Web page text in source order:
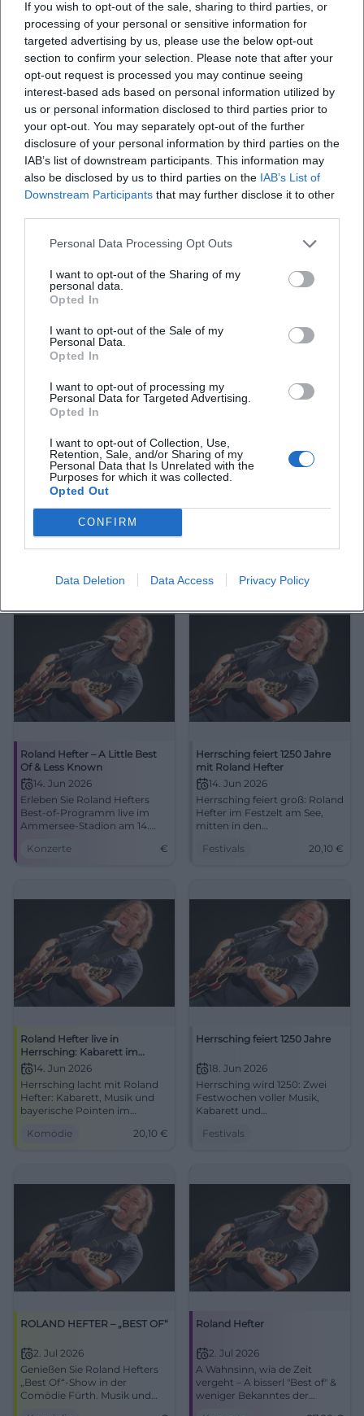
If you wish to opt-out of the sale, sharing to third parties, or
processing of your personal or sensitive information for
targeted advertising by us, please use the below opt-out
section to confirm your selection. Please note that after your
opt-out request is processed you may continue seeing
interest-based ads based on personal information utilized by
us or personal information disclosed to third parties prior to
your opt-out. You may separately opt-out of the further
disclosure of your personal information by third parties on the
IAB’s list of downstream participants. This information may
also be disclosed by us to third parties on the IAB’s List of
Downstream Participants that may further disclose it to other
Personal Data Processing Opt Outs
I want to opt-out of the Sharing of my
personal data.
Opted In
I want to opt-out of the Sale of my
Personal Data.
Opted In
I want to opt-out of processing my
Personal Data for Targeted Advertising.
Opted In
I want to opt-out of Collection, Use,
Retention, Sale, and/or Sharing of my
Personal Data that Is Unrelated with the
Purposes for which it was collected.
Opted Out
CONFIRM
Data Deletion Data Access Privacy Policy
Bayerisches Musikkabarett:
Roland Hefter Solo – Best of
im NUTS Traunstein: ein
zwischen Musikkabarett und
Liedkunst. Nah, humorvoll,
akustisch klar – ein Abend, der
lange nachklingt.
Theater 30,00€
Muttertag mit Roland Hefter
und Wirtshauscharme:
Oberaudorf. Am 10.05.2026
um 14:00 Uhr im Gasthaus
Konzerte
1250 Jahre Herrsching
7. Jun 2026
Herrsching feiert groß: Zwei
Festwochen voller Musik,
Kultur und Jubiläumszauber
#Herrsching2026
Roland Hefter – A bisserl Best
of & weniger Bekanntes
Roland Hefter – A Little Best
Of & Less Known
14. Jun 2026
Erleben Sie Roland Hefters
Best-of-Programm live im
Ammersee-Stadion am 14.
Abend für Musikliebhaber.
Konzerte €
Herrsching feiert 1250 Jahre
mit Roland Hefter
14. Jun 2026
Herrsching feiert groß: Roland
Hefter im Festzelt am See,
mitten in den
Musik, Geschichte und
Festivals 20,10 €
Roland Hefter live in
Herrsching: Kabarett im
Festzelt
14. Jun 2026
Herrsching lacht mit Roland
Hefter: Kabarett, Musik und
bayerische Pointen im
14.06.2026, 19:30 Uhr, 20,10 €.
Komödie 20,10 €
Herrsching feiert 1250 Jahre
18. Jun 2026
Herrsching wird 1250: Zwei
Festwochen voller Musik,
Kabarett und
Ammersee. Wolfgang Krebs,
Festivals
ROLAND HEFTER – „BEST OF“
2. Jul 2026
Genießen Sie Roland Hefters
„Best Of“-Show in der
Comödie Fürth. Musik und
Roland Hefter
2. Jul 2026
A Wahnsinn, wia de Zeit
vergeht – A bisserl "Best of" &
weniger Bekanntes der